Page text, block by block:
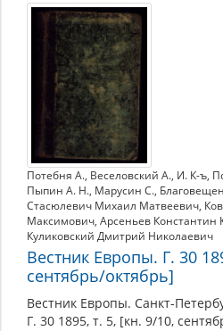
Потебня А., Веселовский А., И. К-ъ,
Пыпин А. Н., Марусин С.,
Стасюлевич Михаил Матвеевич,
Максимович, Арсеньев Константин
Куликовский Дмитрий Николаевич
Вестник Европы. Г. 30
сентябрь/октябрь]
Вестник Европы. Санкт-
Г. 30 1895, т. 5, [кн. 9/10,